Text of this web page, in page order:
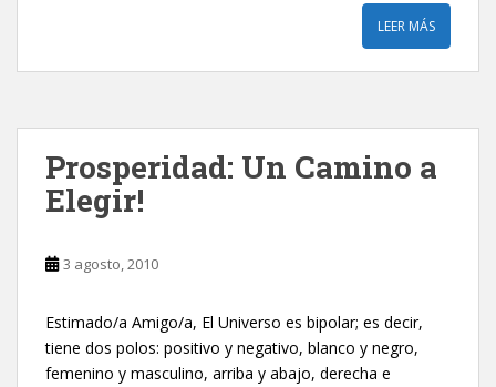
LEER MÁS
Prosperidad: Un Camino a
Elegir!
3 agosto, 2010
Estimado/a Amigo/a, El Universo es bipolar; es decir,
tiene dos polos: positivo y negativo, blanco y negro,
femenino y masculino, arriba y abajo, derecha e